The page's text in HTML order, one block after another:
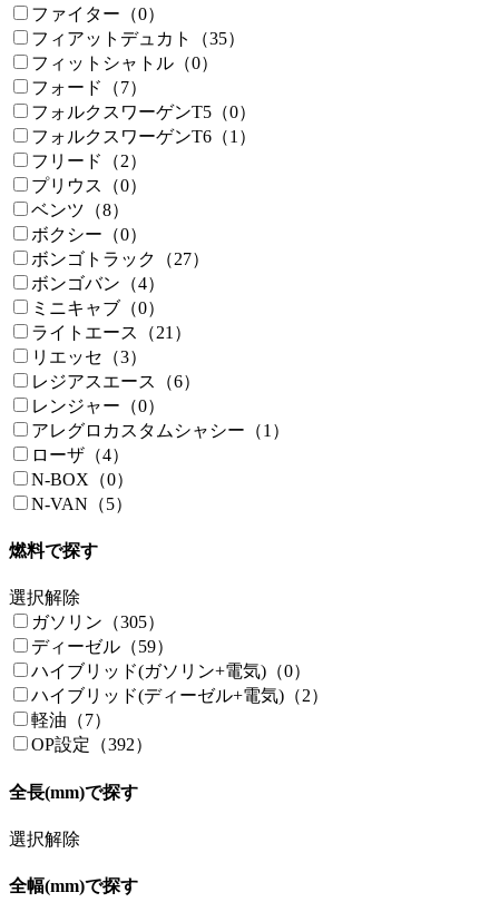
ファイター（0）
フィアットデュカト（35）
フィットシャトル（0）
フォード（7）
フォルクスワーゲンT5（0）
フォルクスワーゲンT6（1）
フリード（2）
プリウス（0）
ベンツ（8）
ボクシー（0）
ボンゴトラック（27）
ボンゴバン（4）
ミニキャブ（0）
ライトエース（21）
リエッセ（3）
レジアスエース（6）
レンジャー（0）
アレグロカスタムシャシー（1）
ローザ（4）
N-BOX（0）
N-VAN（5）
燃料で探す
選択解除
ガソリン（305）
ディーゼル（59）
ハイブリッド(ガソリン+電気)（0）
ハイブリッド(ディーゼル+電気)（2）
軽油（7）
OP設定（392）
全長(mm)で探す
選択解除
全幅(mm)で探す